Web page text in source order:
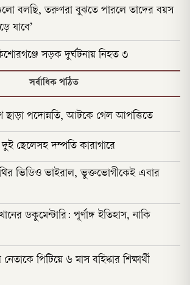
বলছি, তরুণরা বুঝতে পারলে তাদের বয়স
যাবে’
সড়ক দুর্ঘটনায় নিহত ৩
সর্বাধিক পঠিত
ছাড়া পদোন্নতি, আটকে গেল আপত্তিতে
দুই ছেলেসহ দম্পতি কারাগারে
ভিডিও ভাইরাল, ভুক্তভোগীকেই এবার
ডকুমেন্টারি: পূর্ণাঙ্গ ইতিহাস, নাকি
পিটিয়ে ৬ মাস বহিষ্কার শিক্ষার্থী